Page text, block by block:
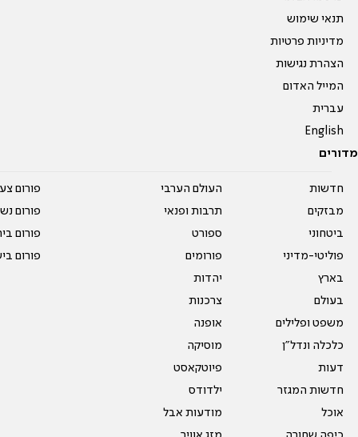
תנאי שימוש
מדיניות פרטיות
הצהרת נגישות
המייל האדום
עברית
English
מדורים
חדשות
מבזקים
ביטחוני
פוליטי-מדיני
בארץ
בעולם
משפט ופלילים
כלכלה ונדל"ן
דעות
חדשות המגזר
אוכל
העולם הערבי
תרבות ופנאי
ספורט
פורומים
יהדות
צרכנות
אופנה
מוסיקה
פיוטקאסט
ילדודס
מודעות אבל
פורום
פורום
פורום
פורום